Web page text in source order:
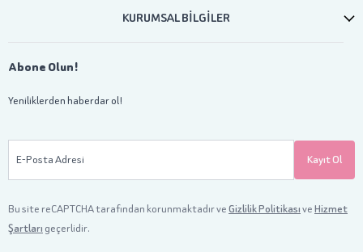
KURUMSAL BİLGİLER
Abone Olun!
Yeniliklerden haberdar ol!
E-Posta Adresi Kayıt Ol
Bu site reCAPTCHA tarafından korunmaktadır veGizlilik PolitikasıveHizmet
Şartları geçerlidir.